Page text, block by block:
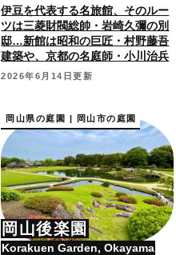
伊豆を代表する名旅館、そのルー
ツは三菱財閥総帥・岩崎久彌の別
邸…新館は昭和の巨匠・村野藤吾
建築や、京都の名庭師・小川治兵
衛作庭の日本庭園も。
2026年6月14日更新
岡山県の庭園 | 岡山市の庭園
岡山後楽園
Korakuen Garden, Okayama